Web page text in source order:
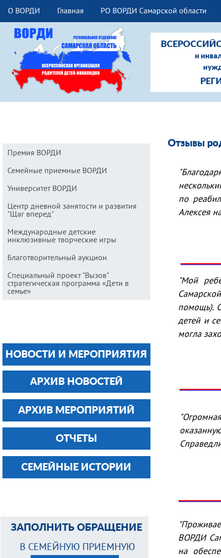
О ВОРДИ Главная РО ВОРДИ Самарской области
и
Премия ВОРДИ
Семейные приемные ВОРДИ
Университет ВОРДИ
Центр дневной занятости и развития
"Щаг вперед"
Международные детские
инклюзивные творческие игры
Благотворительный аукцион
Специальный проект "Вызов"
стратегическая программа «Дети в
семье»
ЗАПОЛНИТЬ ОБРАЩЕНИЕ
В СЕМЕЙНУЮ ПРИЕМНУЮ
Отзывы
ВОРДИ
на
"Мой
помощь).
детей и
могла
по
Алексея
АРХИВ НОВОСТЕЙ
АРХИВ МЕРОПРИЯТИЙ
ОТЧЕТЫ
СЕМЕЙНЫЕ ИСТОРИИ
НОВОСТИ И МЕРОПРИЯТИЯ